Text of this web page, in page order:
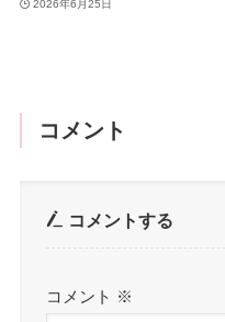
2026年6月25日
コメント
コメントする
コメント ※